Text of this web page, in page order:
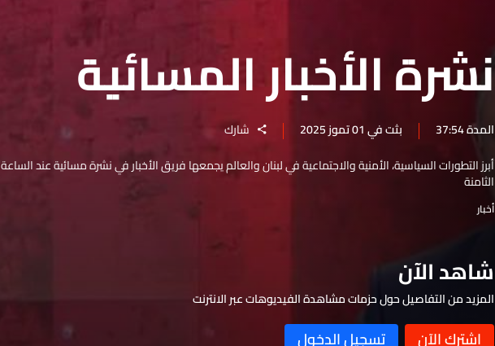
نشرة الأخبار المسائية
المدة 37:54 بثت في 01 تموز 2025
شارك
أبرز التطورات السياسية، الأمنية والاجتماعية في لبنان والعالم يجمعها فريق الأخبار في نشرة مسائية عند الساعة
الثامنة
أخبار
شاهد الآن
المزيد من التفاصيل حول حزمات مشاهدة الفيديوهات عبر الانترنت